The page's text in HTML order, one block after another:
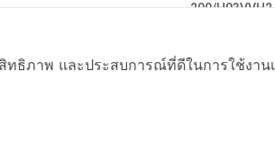
209/
฿125
สิทธิภาพ และประสบการณ์ที่ดีในการใช้ง